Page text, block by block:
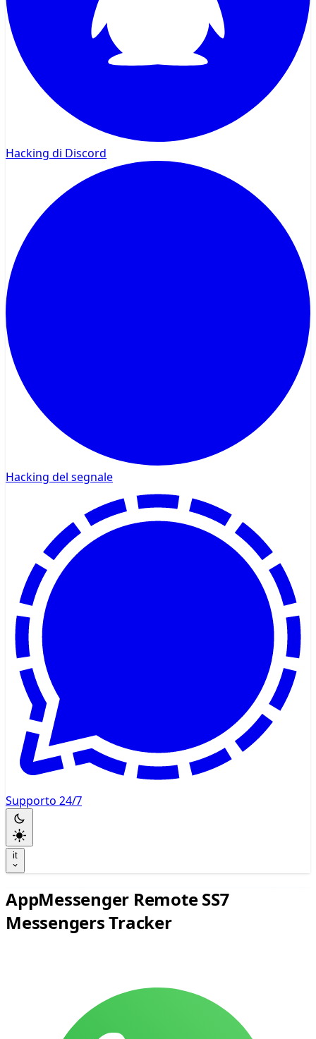
Hacking di Discord
Hacking del segnale
Supporto 24/7
it
AppMessenger Remote SS7
Messengers Tracker